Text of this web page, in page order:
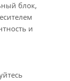
блок,
и